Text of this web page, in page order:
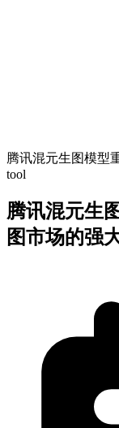
腾讯混元生图模型
tool
腾讯混元生
图市场的强